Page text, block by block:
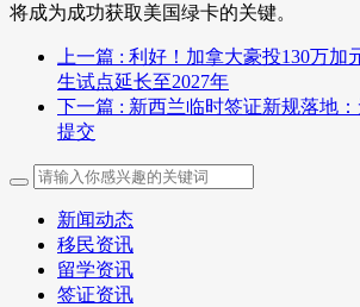
将成为成功获取美国绿卡的关键。
上一篇 : 利好！加拿大豪投130万加
生试点延长至2027年
下一篇 : 新西兰临时签证新规落地
提交
新闻动态
移民资讯
留学资讯
签证资讯